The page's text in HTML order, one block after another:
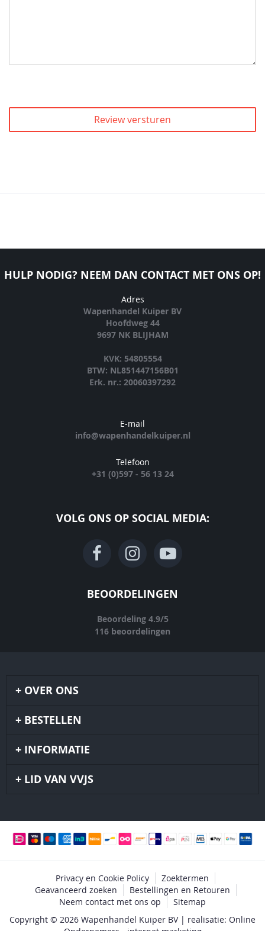
Review versturen
HULP NODIG? NEEM DAN CONTACT MET ONS OP!
Adres
Wapenhandel Kuiper BV
Hoofdweg 44
9697 NK BLIJHAM
KVK: 54805554
BTW: NL851447156B01
Erk. nr.: 20060397292
E-mail
info@wapenhandelkuiper.nl
Telefoon
+31 (0)597 - 56 13 24
VOLG ONS OP SOCIAL MEDIA:
BEOORDELINGEN
Beoordeling 4.9/5
116 beoordelingen
OVER ONS
BESTELLEN
INFORMATIE
LID VAN VVJS
Privacy en Cookie Policy
Zoektermen
Geavanceerd zoeken
Bestellingen en Retouren
Neem contact met ons op
Sitemap
Copyright © 2026 Wapenhandel Kuiper BV | realisatie: Online